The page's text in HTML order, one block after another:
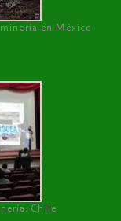
en México
Chile